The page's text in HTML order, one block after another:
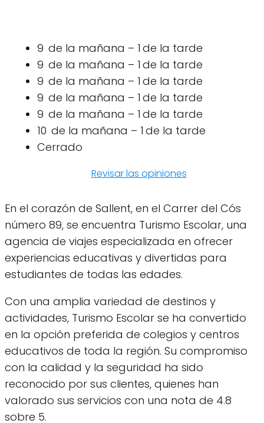
9 de la mañana – 1 de la tarde
9 de la mañana – 1 de la tarde
9 de la mañana – 1 de la tarde
9 de la mañana – 1 de la tarde
9 de la mañana – 1 de la tarde
10 de la mañana – 1 de la tarde
Cerrado
Revisar las opiniones
En el corazón de Sallent, en el Carrer del Cós
número 89, se encuentra Turismo Escolar, una
agencia de viajes especializada en ofrecer
experiencias educativas y divertidas para
estudiantes de todas las edades.
Con una amplia variedad de destinos y
actividades, Turismo Escolar se ha convertido
en la opción preferida de colegios y centros
educativos de toda la región. Su compromiso
con la calidad y la seguridad ha sido
reconocido por sus clientes, quienes han
valorado sus servicios con una nota de 4.8
sobre 5.